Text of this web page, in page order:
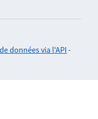
données via l'API-